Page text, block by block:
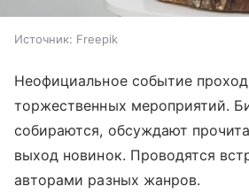
Источник: Freepik
Неофициальное событие
торжественных мероприятий.
собираются, обсуждают
выход новинок. Проводятся
авторами разных жанров.